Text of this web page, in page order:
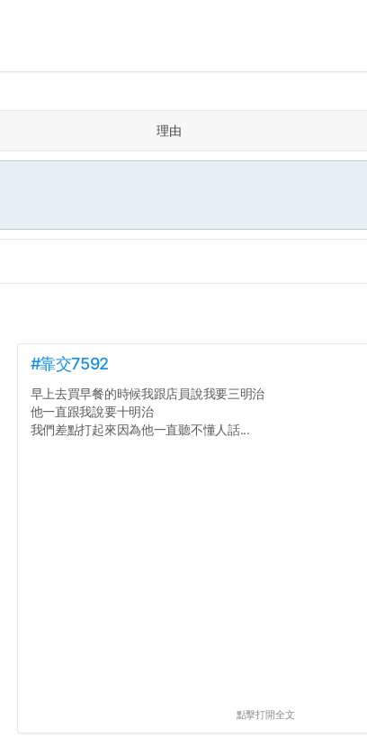
理由
#靠交7592
早上去買早餐的時候我跟店員說我要三明治
他一直跟我說要十明治
我們差點打起來因為他一直聽不懂人話...
點擊打開全文